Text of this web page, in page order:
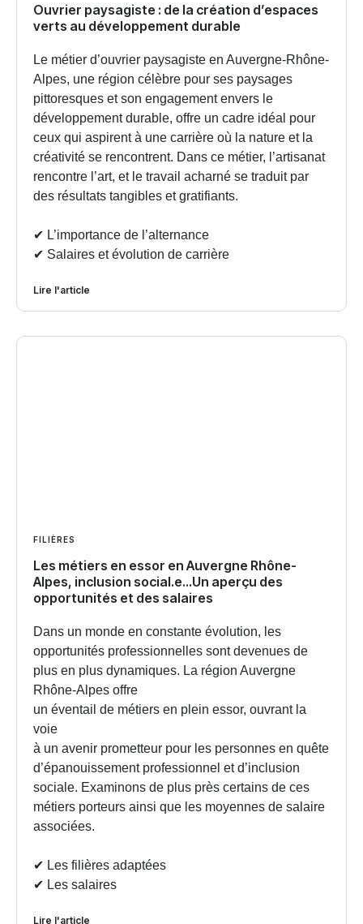
Ouvrier paysagiste : de la création d’espaces
verts au développement durable
Le métier d’ouvrier paysagiste en Auvergne-Rhône-
Alpes, une région célèbre pour ses paysages
pittoresques et son engagement envers le
développement durable, offre un cadre idéal pour
ceux qui aspirent à une carrière où la nature et la
créativité se rencontrent. Dans ce métier, l’artisanat
rencontre l’art, et le travail acharné se traduit par
des résultats tangibles et gratifiants.
✔︎ L’importance de l’alternance
✔︎ Salaires et évolution de carrière
Lire l'article
FILIÈRES
Les métiers en essor en Auvergne Rhône-
Alpes, inclusion social.e…Un aperçu des
opportunités et des salaires
Dans un monde en constante évolution, les
opportunités professionnelles sont devenues de
plus en plus dynamiques. La région Auvergne
Rhône-Alpes offre
un éventail de métiers en plein essor, ouvrant la
voie
à un avenir prometteur pour les personnes en quête
d’épanouissement professionnel et d’inclusion
sociale. Examinons de plus près certains de ces
métiers porteurs ainsi que les moyennes de salaire
associées.
✔︎ Les filières adaptées
✔︎ Les salaires
Lire l'article